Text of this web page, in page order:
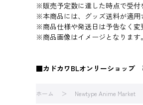
※販売予定数に達した時点で受
※本商品には、グッズ送料が適
※商品仕様や発送日は予告なく
※商品画像はイメージとなりま
■カドカワBLオンリーショップ
ホーム Newtype Anime Market